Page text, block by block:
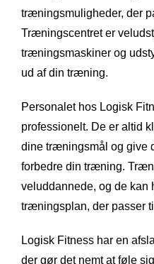
træningsmuligheder, der
Træningscentret er
træningsmaskiner og
ud af din træning.
Personalet hos Logisk
professionelt. De er altid
dine træningsmål og give
forbedre din træning.
veluddannede, og de
træningsplan, der passer
Logisk Fitness har en
der gør det nemt at føle